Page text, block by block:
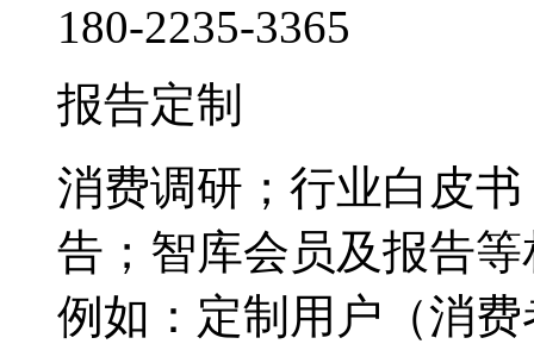
180-2235-3365
报告定制
消费调研；行业白皮
告；智库会员及报告
例如：定制用户（消